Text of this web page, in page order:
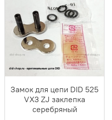
Замок для цепи DID 525
VX3 ZJ заклепка
серебряный